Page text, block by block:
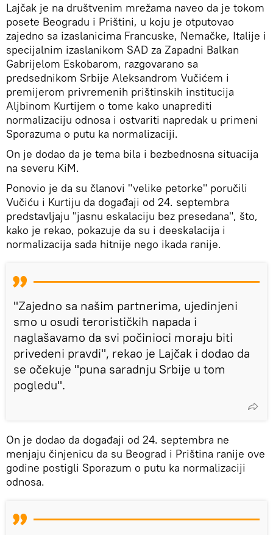
Lajčak je na društvenim mrežama naveo da je tokom
posete Beogradu i Prištini, u koju je otputovao
zajedno sa izaslanicima Francuske, Nemačke, Italije i
specijalnim izaslanikom SAD za Zapadni Balkan
Gabrijelom Eskobarom, razgovarano sa
predsednikom Srbije Aleksandrom Vučićem i
premijerom privremenih prištinskih institucija
Aljbinom Kurtijem o tome kako unaprediti
normalizaciju odnosa i ostvariti napredak u primeni
Sporazuma o putu ka normalizaciji.
On je dodao da je tema bila i bezbednosna situacija
na severu KiM.
Ponovio je da su članovi "velike petorke" poručili
Vučiću i Kurtiju da događaji od 24. septembra
predstavljaju "jasnu eskalaciju bez presedana", što,
kako je rekao, pokazuje da su i deeskalacija i
normalizacija sada hitnije nego ikada ranije.
"Zajedno sa našim partnerima, ujedinjeni
smo u osudi terorističkih napada i
naglašavamo da svi počinioci moraju biti
privedeni pravdi", rekao je Lajčak i dodao da
se očekuje "puna saradnju Srbije u tom
pogledu".
On je dodao da događaji od 24. septembra ne
menjaju činjenicu da su Beograd i Priština ranije ove
godine postigli Sporazum o putu ka normalizaciji
odnosa.